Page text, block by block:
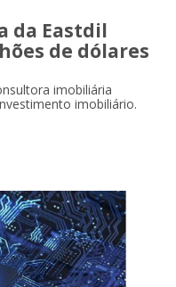
da Eastdil
de dólares
imobiliária
imobiliário.